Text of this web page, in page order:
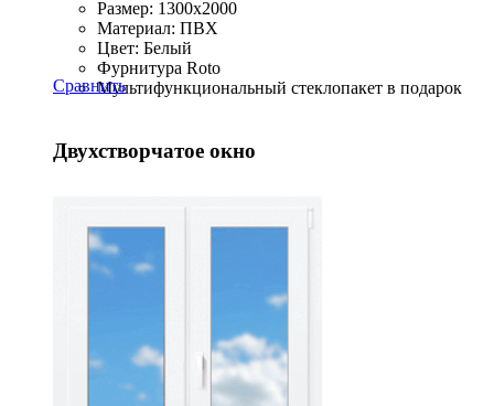
Размер: 1300x2000
Материал: ПВХ
Цвет: Белый
Фурнитура Roto
Мультифункциональный стеклопакет в подарок
Сравнить
Двухстворчатое окно